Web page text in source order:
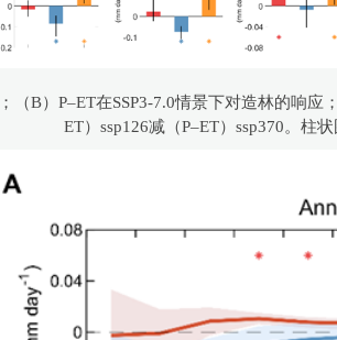
（B）P–ET在SSP3-7.0情景下对造林的响
ET）ssp126减（P–ET）ssp370。柱